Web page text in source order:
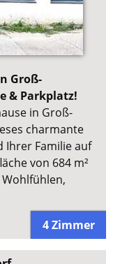
Groß-
& Parkplatz!
in Groß-
charmante
Ihrer Familie auf
von 684 m²
4 Zimmer